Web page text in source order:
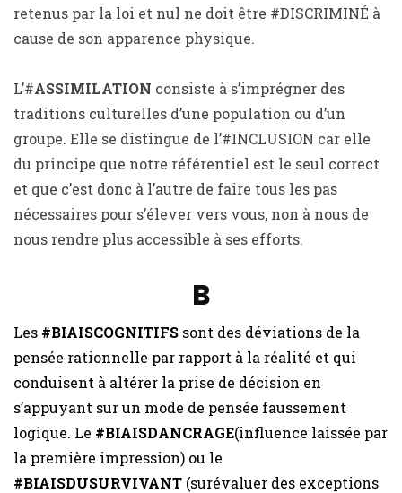
retenus par la loi et nul ne doit être #DISCRIMINÉ à
cause de son apparence physique.
L’#ASSIMILATION consiste à s’imprégner des
traditions culturelles d’une population ou d’un
groupe. Elle se distingue de l’#INCLUSION car elle
du principe que notre référentiel est le seul correct
et que c’est donc à l’autre de faire tous les pas
nécessaires pour s’élever vers vous, non à nous de
nous rendre plus accessible à ses efforts.
B
Les #BIAISCOGNITIFS sont des déviations de la
pensée rationnelle par rapport à la réalité et qui
conduisent à altérer la prise de décision en
s’appuyant sur un mode de pensée faussement
logique. Le #BIAISDANCRAGE(influence laissée par
la première impression) ou le
#BIAISDUSURVIVANT (surévaluer des exceptions